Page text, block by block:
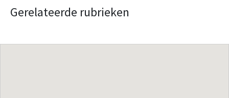
Gerelateerde rubrieken